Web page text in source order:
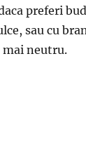
preferi
sau cu
mai neutru.